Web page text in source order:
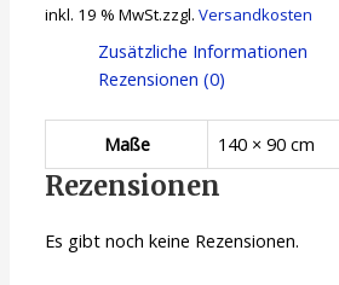
inkl. 19 % MwSt.zzgl.Versandkosten
Zusätzliche Informationen
Rezensionen (0)
Maße 140 × 90 cm
Rezensionen
Es gibt noch keine Rezensionen.